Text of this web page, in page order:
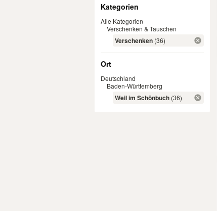
Kategorien
Alle Kategorien
Verschenken & Tauschen
Verschenken (36)
Ort
Deutschland
Baden-Württemberg
Weil im Schönbuch (36)